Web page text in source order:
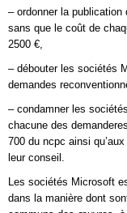
– ordonner la
sans que le coût de
2500 €,
– débouter les sociétés
demandes
– condamner les
chacune des
700 du ncpc ainsi
leur conseil.
Les sociétés Microsoft
dans la manière dont